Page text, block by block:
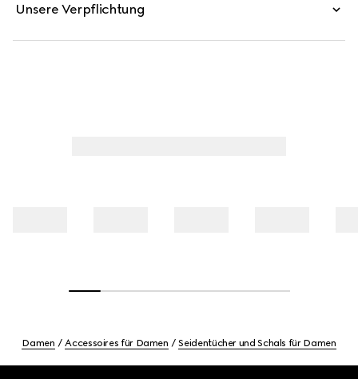
Unsere Verpflichtung
Damen Accessoires für Damen Seidentücher und Schals für Damen